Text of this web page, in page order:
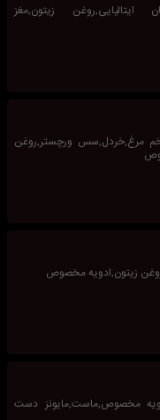
ایتالیایی,روغن زیتون,مغز
مرغ,خردل,سس ورچستر,روغن
مخصوص,ماست,مایونز دست